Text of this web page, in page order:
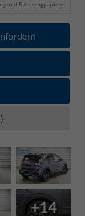
und Fahrzeugpapiere
+14